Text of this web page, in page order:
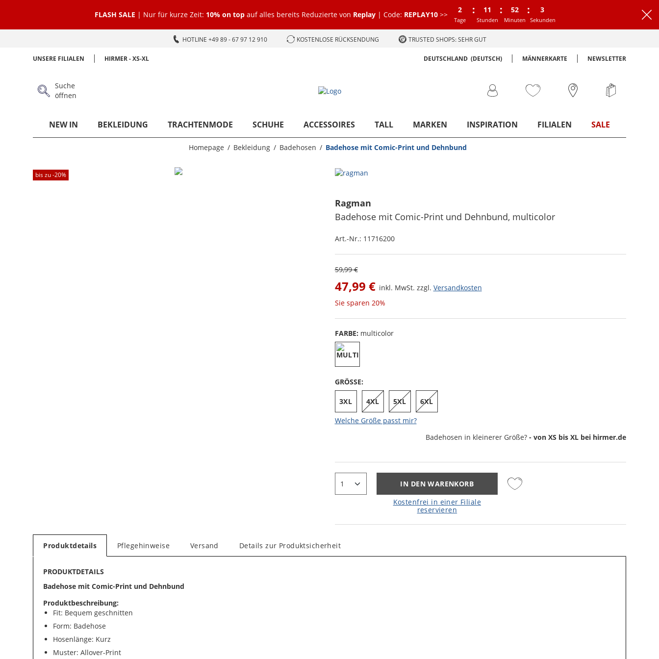
FLASH SALE | Nur für kurze Zeit: 10% on top auf alles bereits Reduzierte von Replay | Code: REPLAY10 >>
2
Tage
: 11
Stunden
: 52
Minuten
: 2
Sekunden
HOTLINE +49 89 - 67 97 12 910 KOSTENLOSE RÜCKSENDUNG TRUSTED SHOPS: SEHR GUT
UNSERE FILIALEN HIRMER - XS-XL DEUTSCHLAND (DEUTSCH) MÄNNERKARTE NEWSLETTER
Suche
öffnen
NEW IN BEKLEIDUNG TRACHTENMODE SCHUHE ACCESSOIRES TALL MARKEN INSPIRATION FILIALEN SALE
Homepage Bekleidung Badehosen Badehose mit Comic-Print und Dehnbund
bis zu -20%
Ragman
Badehose mit Comic-Print und Dehnbund, multicolor
Art.-Nr.: 11716200
59,99 €
47,99 € inkl. MwSt. zzgl. Versandkosten
Sie sparen 20%
FARBE: multicolor
GRÖSSE:
3XL 4XL 5XL 6XL
Welche Größe passt mir?
Badehosen in kleinerer Größe? - von XS bis XL bei hirmer.de
IN DEN WARENKORB
Kostenfrei in einer Filiale
reservieren
Produktdetails Pflegehinweise Versand Details zur Produktsicherheit
PRODUKTDETAILS
Badehose mit Comic-Print und Dehnbund
Produktbeschreibung:
Fit: Bequem geschnitten
Form: Badehose
Hosenlänge: Kurz
Muster: Allover-Print